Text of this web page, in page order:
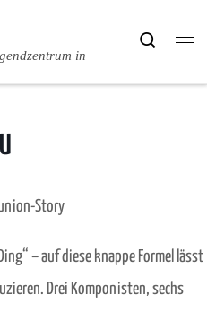
in
Search
Story
– auf diese knappe Formel lässt
Drei Komponisten, sechs